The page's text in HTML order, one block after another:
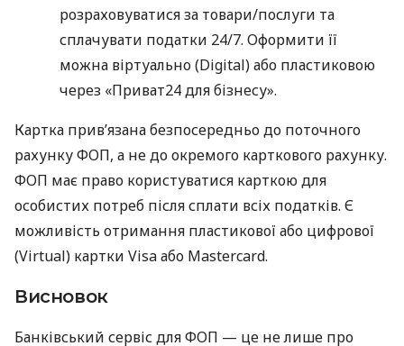
розраховуватися за товари/послуги та
сплачувати податки 24/7. Оформити її
можна віртуально (Digital) або пластиковою
через «Приват24 для бізнесу».
Картка прив’язана безпосередньо до поточного
рахунку ФОП, а не до окремого карткового рахунку.
ФОП має право користуватися карткою для
особистих потреб після сплати всіх податків. Є
можливість отримання пластикової або цифрової
(Virtual) картки Visa або Mastercard.
Висновок
Банківський сервіс для ФОП — це не лише про